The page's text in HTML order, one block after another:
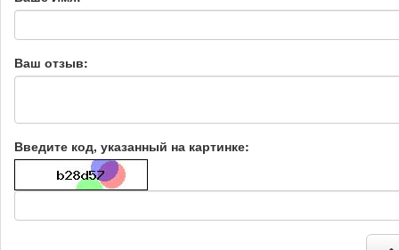
Ваш отзыв:
Введите код, указанный на картинке: